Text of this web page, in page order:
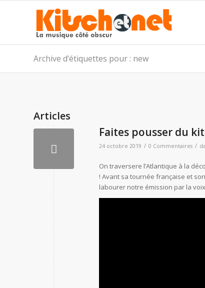
Archive d’étiquettes pour : new
Articles
Faites pousser du
24 octobre 2019 / 0 Commentaires /
On traversere l’Atlantique à la
! Avant sa tournée française et
labourer notre émission par la